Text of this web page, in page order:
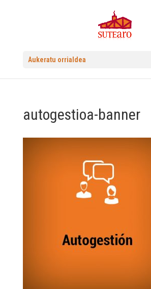
Aukeratu orrialdea
autogestioa-banner